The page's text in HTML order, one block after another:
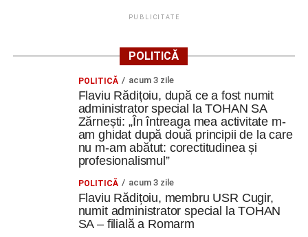
antreprenorul Alexandru Jittu care a lucrat pentru
Elon Musk: „Dacă nu faci asta ai mari șanse să
Messenger WhatsApp Twitter Email
PUBLICITATE
POLITICĂ
POLITICĂ acum 3 zile
Flaviu Rădițoiu, după ce a fost numit
administrator special la TOHAN SA
Zărnești: „În întreaga mea activitate m-
am ghidat după două principii de la care
nu m-am abătut: corectitudinea și
profesionalismul”
POLITICĂ acum 3 zile
Flaviu Rădițoiu, membru USR Cugir,
numit administrator special la TOHAN
SA – filială a Romarm